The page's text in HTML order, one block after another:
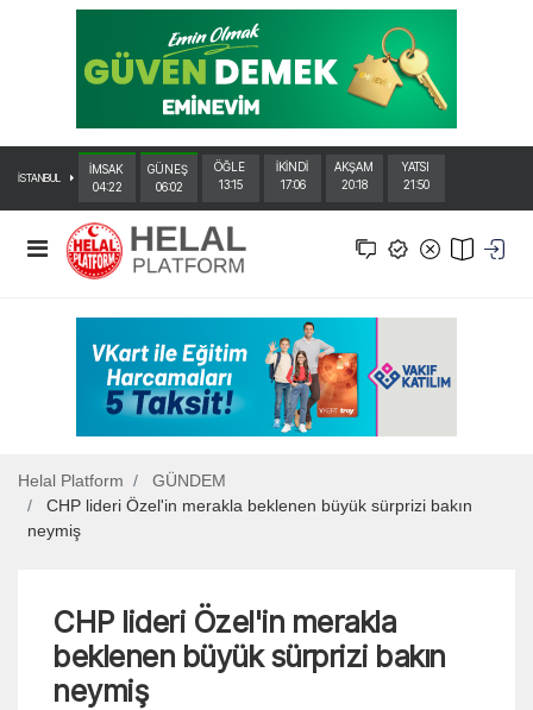
İSTANBUL
İMSAK
04:22
GÜNEŞ
06:02
ÖĞLE
13:15
İKİNDİ
17:06
AKŞAM
20:18
YATSI
21:50
Helal Platform
GÜNDEM
CHP lideri Özel'in merakla beklenen büyük sürprizi bakın
neymiş
CHP lideri Özel'in merakla
beklenen büyük sürprizi bakın
neymiş